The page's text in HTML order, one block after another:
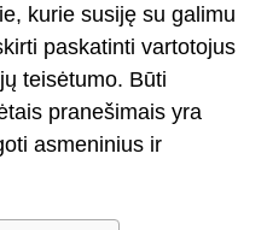
kurie susiję su galimu
paskatinti vartotojus
teisėtumo. Būti
pranešimais yra
asmeninius ir